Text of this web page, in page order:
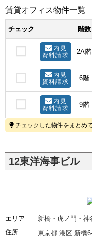
賃貸オフィス物件一覧
チェック 階数
内見
資料請求
2A階
内見
資料請求
6階
内見
資料請求
9階
チェックした物件をまとめ
12東洋海事ビル
エリア
新橋・虎ノ門・神
住所
東京都 港区 新橋